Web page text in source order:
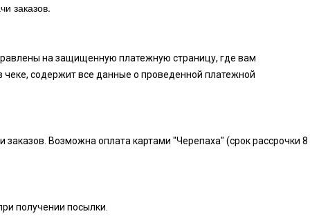
заказов.
на защищенную платежную страницу, где вам
содержит все данные о проведенной платежной
Возможна оплата картами "Черепаха" (срок рассрочки 8
получении посылки.